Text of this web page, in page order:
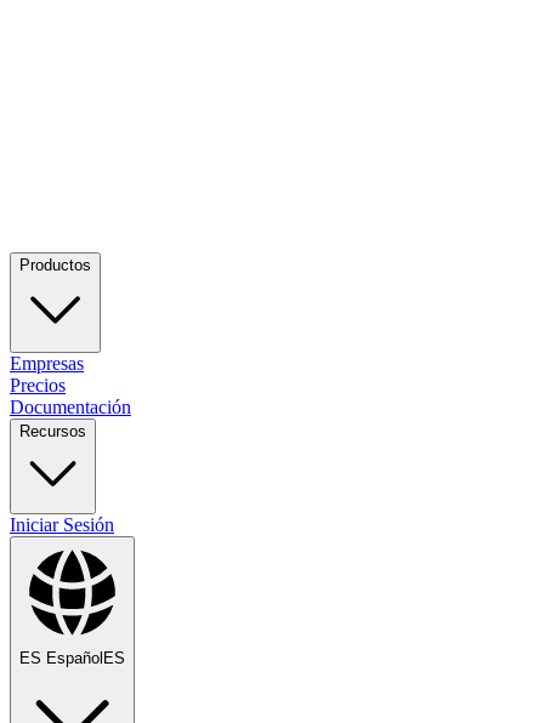
Productos
Empresas
Precios
Documentación
Recursos
Iniciar Sesión
ES Español ES